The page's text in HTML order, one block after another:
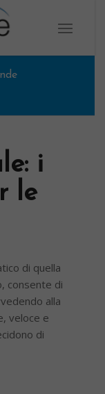
i
le
di quella
consente di
alla
veloce e
di